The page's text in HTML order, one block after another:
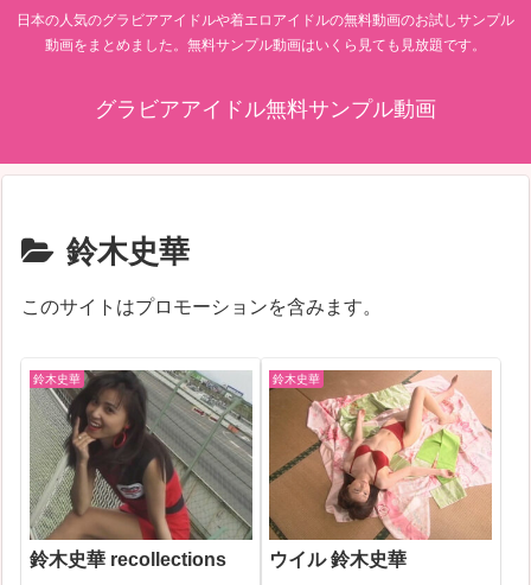
日本の人気のグラビアアイドルや着エロアイドルの無料動画のお試しサンプル
動画をまとめました。無料サンプル動画はいくら見ても見放題です。
グラビアアイドル無料サンプル動画
鈴木史華
このサイトはプロモーションを含みます。
鈴木史華
鈴木史華 recollections
鈴木史華
ウイル 鈴木史華